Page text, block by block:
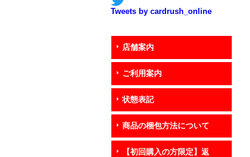
Tweets by cardrush_online
店舗案内
ご利用案内
状態表記
商品の梱包方法について
【初回購入の方限定】返